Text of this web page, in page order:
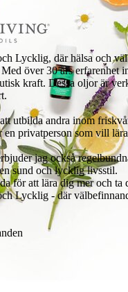
Lycklig, där hälsa och
över 30 års erfarenhet
kraft. Dessa oljor är
utbilda andra inom
privatperson som vill
jag också
sund och lycklig livsstil.
för att lära dig mer och
Lycklig - där